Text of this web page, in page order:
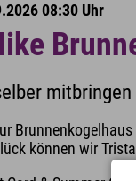
08:30 Uhr
können wir